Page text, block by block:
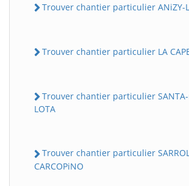
Trouver chantier particulier ANiZY-
Trouver chantier particulier LA
Trouver chantier particulier
LOTA
Trouver chantier particulier
CARCOPiNO